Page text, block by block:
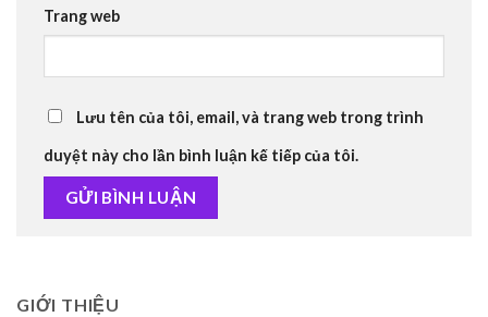
Trang web
Lưu tên của tôi, email, và trang web trong trình
duyệt này cho lần bình luận kế tiếp của tôi.
GIỚI THIỆU